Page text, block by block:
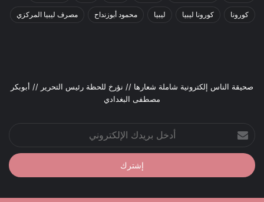
كورونا كورونا ليبيا ليبيا محمود أبوزنداح مصرف ليبيا المركزي
صحيقة الناس إلكترونية شاملة شعارها // نؤرخ للحظة رئيس التحرير // أبوبكر
مصطفى البغدادي
أدخل
بريدك
الإلكتروني